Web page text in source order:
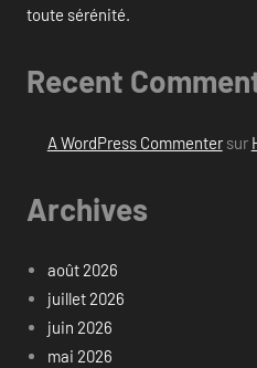
toute sérénité.
Recent
A WordPress Commentersur
Archives
août 2026
juillet 2026
juin 2026
mai 2026